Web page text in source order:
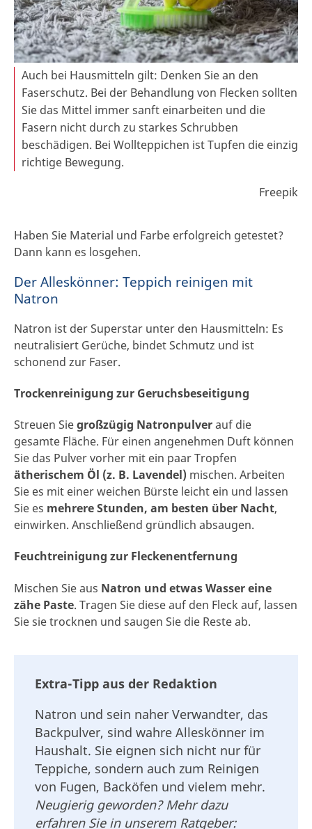
Auch bei Hausmitteln gilt: Denken Sie an den
Faserschutz. Bei der Behandlung von Flecken sollten
Sie das Mittel immer sanft einarbeiten und die
Fasern nicht durch zu starkes Schrubben
beschädigen. Bei Wollteppichen ist Tupfen die einzig
richtige Bewegung.
Freepik
Haben Sie Material und Farbe erfolgreich getestet?
Dann kann es losgehen.
Der Alleskönner: Teppich reinigen mit
Natron
Natron ist der Superstar unter den Hausmitteln: Es
neutralisiert Gerüche, bindet Schmutz und ist
schonend zur Faser.
Trockenreinigung zur Geruchsbeseitigung
Streuen Siegroßzügig Natronpulverauf die
gesamte Fläche. Für einen angenehmen Duft können
Sie das Pulver vorher mit ein paar Tropfen
ätherischem Öl (z. B. Lavendel) mischen. Arbeiten
Sie es mit einer weichen Bürste leicht ein und lassen
Sie es mehrere Stunden, am besten über Nacht,
einwirken. Anschließend gründlich absaugen.
Feuchtreinigung zur Fleckenentfernung
Mischen Sie aus Natron und etwas Wasser eine
zähe Paste. Tragen Sie diese auf den Fleck auf, lassen
Sie sie trocknen und saugen Sie die Reste ab.
Extra-Tipp aus der Redaktion
Natron und sein naher Verwandter, das
Backpulver, sind wahre Alleskönner im
Haushalt. Sie eignen sich nicht nur für
Teppiche, sondern auch zum Reinigen
von Fugen, Backöfen und vielem mehr.
Neugierig geworden? Mehr dazu
erfahren Sie in unserem Ratgeber: